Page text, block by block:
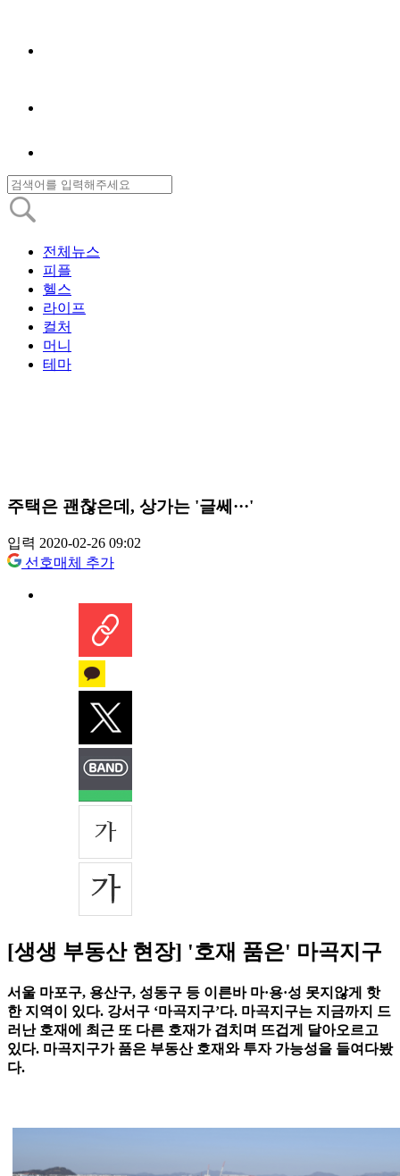
전체뉴스
피플
헬스
라이프
컬처
머니
테마
주택은 괜찮은데, 상가는 '글쎄···'
입력 2020-02-26 09:02
선호매체 추가
[생생 부동산 현장] '호재 품은' 마곡지구
서울 마포구, 용산구, 성동구 등 이른바 마·용·성 못지않게 핫
한 지역이 있다. 강서구 ‘마곡지구’다. 마곡지구는 지금까지 드
러난 호재에 최근 또 다른 호재가 겹치며 뜨겁게 달아오르고
있다. 마곡지구가 품은 부동산 호재와 투자 가능성을 들여다봤
다.